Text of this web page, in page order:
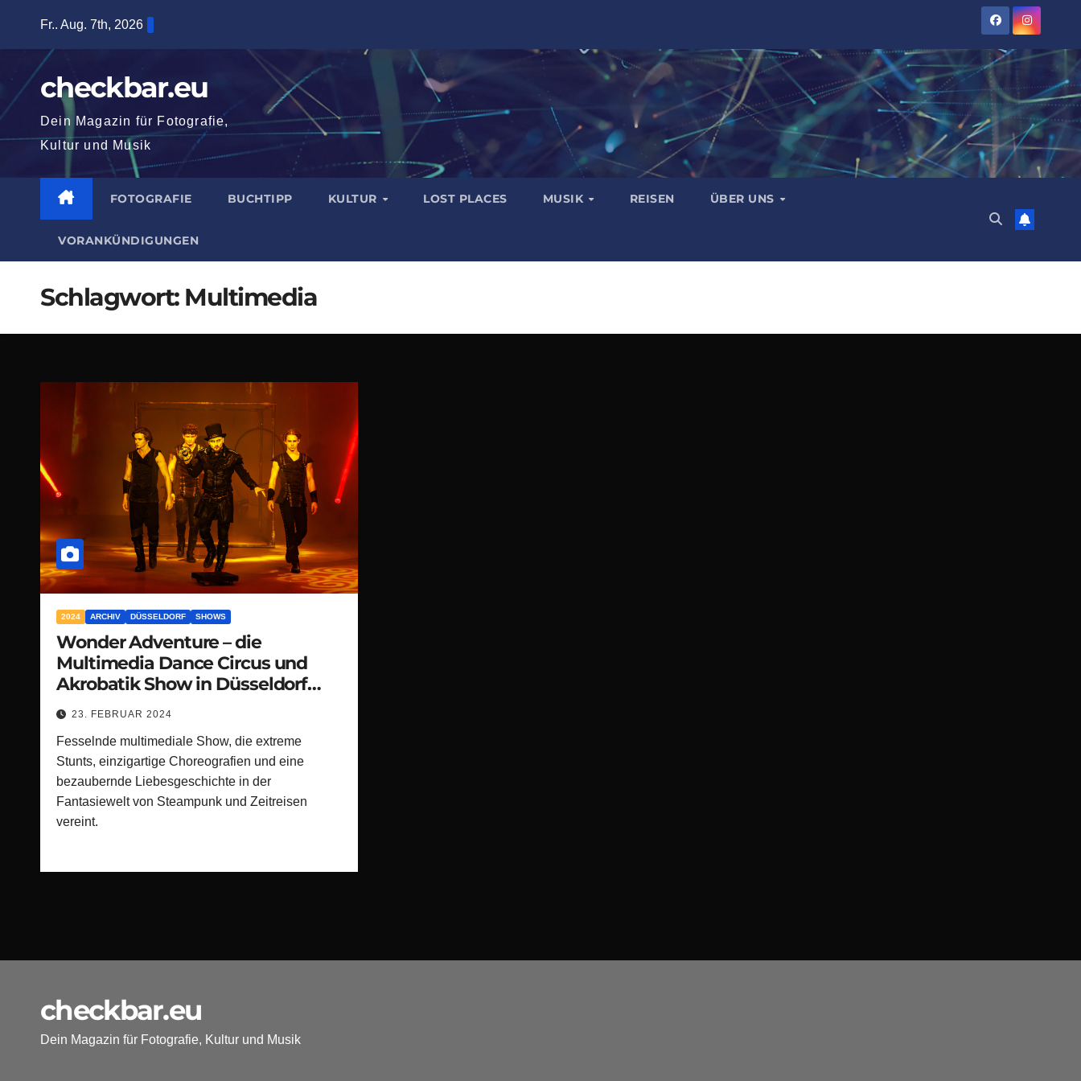
springen
Fr.. Aug. 7th, 2026
checkbar.eu
Dein Magazin für Fotografie,
Kultur und Musik
FOTOGRAFIE BUCHTIPP KULTUR LOST PLACES MUSIK REISEN ÜBER UNS
VORANKÜNDIGUNGEN
Schlagwort: Multimedia
2024 ARCHIV DÜSSELDORF SHOWS
Wonder Adventure – die
Multimedia Dance Circus und
Akrobatik Show in Düsseldorf
entführt dich in eine Welt voller
Wunder und Abenteuer!
23. FEBRUAR 2024
Fesselnde multimediale Show, die extreme
Stunts, einzigartige Choreografien und eine
bezaubernde Liebesgeschichte in der
Fantasiewelt von Steampunk und Zeitreisen
vereint.
checkbar.eu
Dein Magazin für Fotografie, Kultur und Musik